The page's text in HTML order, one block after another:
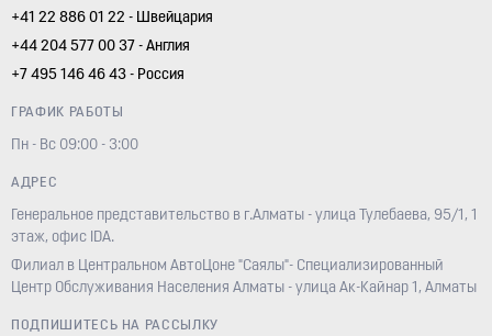
+41 22 886 01 22 - Швейцария
+44 204 577 00 37 - Англия
+7 495 146 46 43 - Россия
ГРАФИК РАБОТЫ
Пн - Вс 09:00 - 3:00
АДРЕС
Генеральное представительство в г.Алматы - улица Тулебаева, 95/1, 1
этаж, офис IDA.
Филиал в Центральном АвтоЦоне "Саялы"- Специализированный
Центр Обслуживания Населения Алматы - улица Ак-Кайнар 1, Алматы
ПОДПИШИТЕСЬ НА РАССЫЛКУ